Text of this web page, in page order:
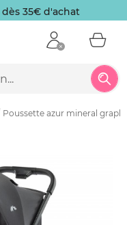
dès 35€ d'achat
Poussette azur mineral